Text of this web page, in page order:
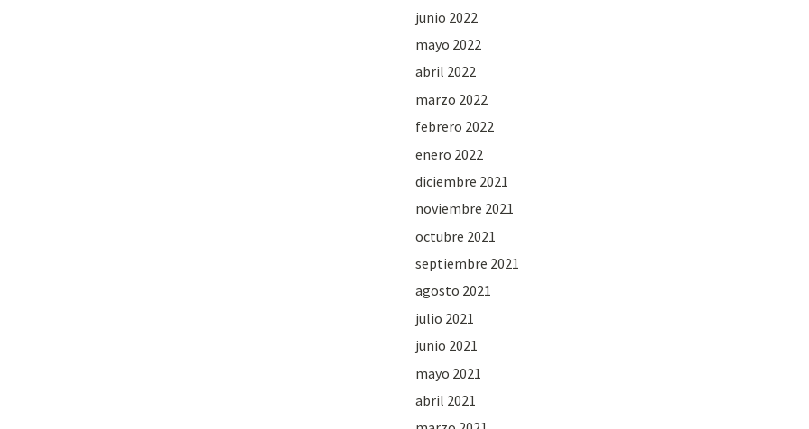
junio 2022
mayo 2022
abril 2022
marzo 2022
febrero 2022
enero 2022
diciembre 2021
noviembre 2021
octubre 2021
septiembre 2021
agosto 2021
julio 2021
junio 2021
mayo 2021
abril 2021